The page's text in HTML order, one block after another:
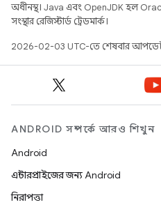
অধীনস্থ। Java এবং OpenJDK হল
সংস্থার রেজিস্টার্ড ট্রেডমার্ক।
2026-02-03 UTC-তে শেষবার
ANDROID সম্পর্কে আরও শিখুন
Android
এন্টারপ্রাইজের জন্য Android
নিরাপত্তা